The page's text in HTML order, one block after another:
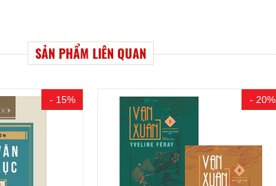
SẢN PHẨM LIÊN QUAN
- 15% - 20%